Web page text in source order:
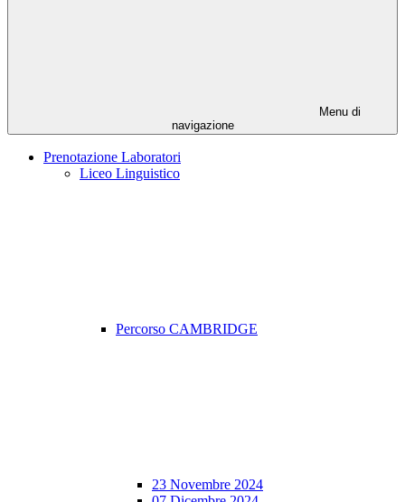
Menu di
navigazione
Prenotazione Laboratori
Liceo Linguistico
Percorso CAMBRIDGE
23 Novembre 2024